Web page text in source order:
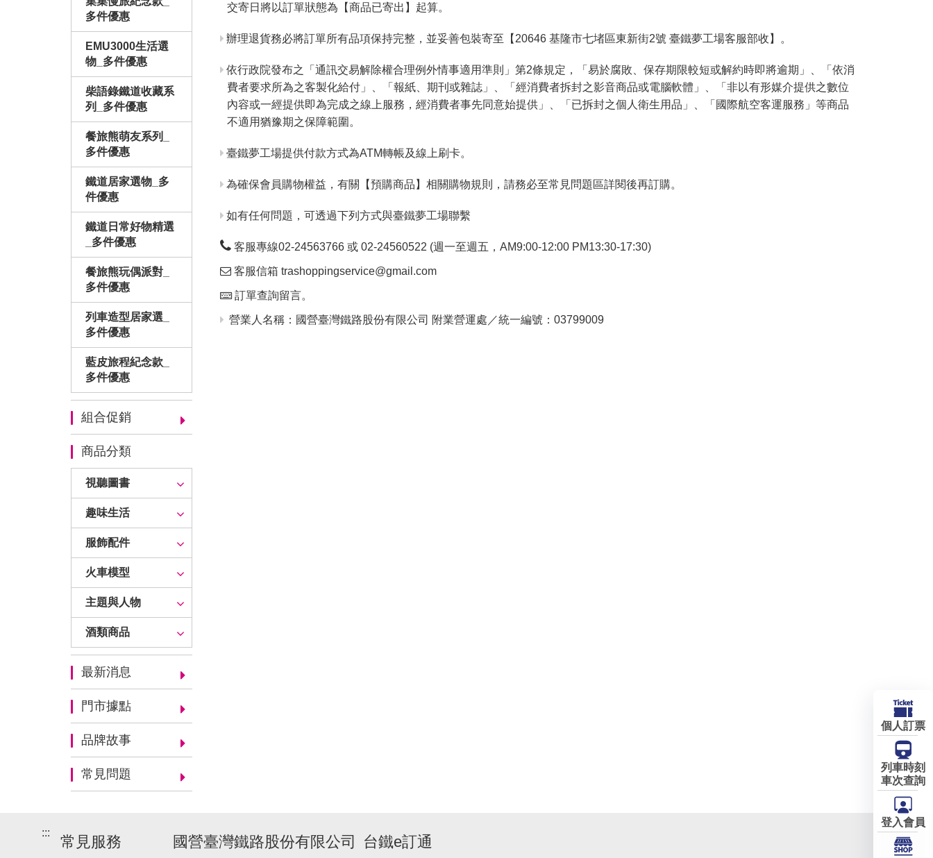
多件優惠
EMU3000生活選
物_多件優惠
柴語錄鐵道收藏系
列_多件優惠
餐旅熊萌友系列_
多件優惠
鐵道居家選物_多
件優惠
鐵道日常好物精選
_多件優惠
餐旅熊玩偶派對_
多件優惠
列車造型居家選_
多件優惠
藍皮旅程紀念款_
多件優惠
組合促銷
商品分類
視聽圖書
趣味生活
服飾配件
火車模型
主題與人物
酒類商品
最新消息
門市據點
品牌故事
常見問題
交寄日將以訂單狀態為【商品已寄出】起算。
辦理退貨務必將訂單所有品項保持完整，並妥善包裝寄至【20646 基隆市七堵區東新街2號 臺鐵夢工場客服部收】。
依行政院發布之「通訊交易解除權合理例外情事適用準則」第2條規定，「易於腐敗、保存期限較短或解約時即將逾期」、「依消
費者要求所為之客製化給付」、「報紙、期刊或雜誌」、「經消費者拆封之影音商品或電腦軟體」、「非以有形媒介提供之數位
內容或一經提供即為完成之線上服務，經消費者事先同意始提供」、「已拆封之個人衛生用品」、「國際航空客運服務」等商品
不適用猶豫期之保障範圍。
臺鐵夢工場提供付款方式為ATM轉帳及線上刷卡。
為確保會員購物權益，有關【預購商品】相關購物規則，請務必至常見問題區詳閱後再訂購。
如有任何問題，可透過下列方式與臺鐵夢工場聯繫
客服專線02-24563766 或 02-24560522 (週一至週五，AM9:00-12:00 PM13:30-17:30)
客服信箱 trashoppingservice@gmail.com
訂單查詢留言。
營業人名稱：國營臺灣鐵路股份有限公司 附業營運處／統一編號：03799009
:::
常見服務 國營臺灣鐵路股份有限公司 台鐵e訂通
個人訂票
列車時刻
車次查詢
登入會員